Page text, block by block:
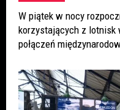
W piątek w nocy
korzystających z
połączeń